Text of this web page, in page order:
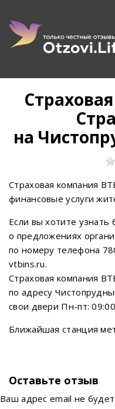
на
Страховая компания
финансовые услуги
Если вы хотите узнать
о предложениях
по номеру телефона
vtbins.ru.
Страховая компания
по адресу
свои двери Пн-пт:
Ближайшая станция
Оставьте отзыв
Ваш адрес email не будет